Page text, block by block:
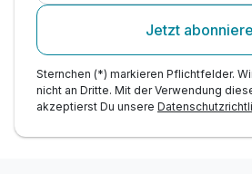
Jetzt
Sternchen (*) markieren Pflichtfelder.
nicht an Dritte. Mit der Verwendung
akzeptierst Du unsere